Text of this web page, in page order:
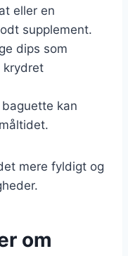
eller en
supplement.
dips som
krydret
kan
mere fyldigt og
om